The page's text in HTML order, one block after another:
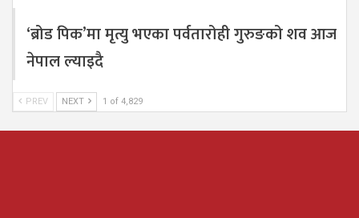
‘ब्रोड पिक’मा मृत्यु भएका पर्वतारोही गुरुङको शव आज
नेपाल ल्याइदै
PREV NEXT 1 of 4,829